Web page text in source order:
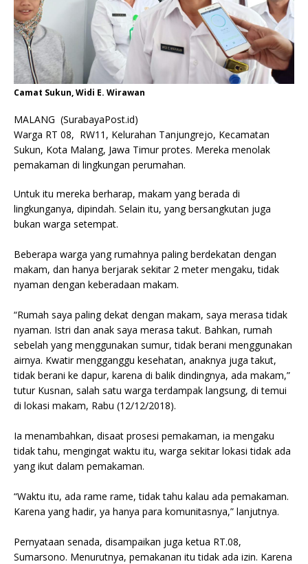
Camat Sukun, Widi E. Wirawan
MALANG (SurabayaPost.id)
Warga RT 08, RW11, Kelurahan Tanjungrejo, Kecamatan
Sukun, Kota Malang, Jawa Timur protes. Mereka menolak
pemakaman di lingkungan perumahan.
Untuk itu mereka berharap, makam yang berada di
lingkunganya, dipindah. Selain itu, yang bersangkutan juga
bukan warga setempat.
Beberapa warga yang rumahnya paling berdekatan dengan
makam, dan hanya berjarak sekitar 2 meter mengaku, tidak
nyaman dengan keberadaan makam.
“Rumah saya paling dekat dengan makam, saya merasa tidak
nyaman. Istri dan anak saya merasa takut. Bahkan, rumah
sebelah yang menggunakan sumur, tidak berani menggunakan
airnya. Kwatir mengganggu kesehatan, anaknya juga takut,
tidak berani ke dapur, karena di balik dindingnya, ada makam,”
tutur Kusnan, salah satu warga terdampak langsung, di temui
di lokasi makam, Rabu (12/12/2018).
Ia menambahkan, disaat prosesi pemakaman, ia mengaku
tidak tahu, mengingat waktu itu, warga sekitar lokasi tidak ada
yang ikut dalam pemakaman.
“Waktu itu, ada rame rame, tidak tahu kalau ada pemakaman.
Karena yang hadir, ya hanya para komunitasnya,” lanjutnya.
Pernyataan senada, disampaikan juga ketua RT.08,
Sumarsono. Menurutnya, pemakanan itu tidak ada izin. Karena